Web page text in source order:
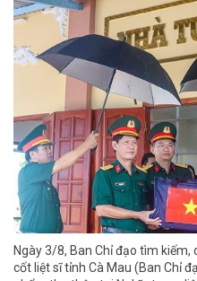
Ngày 3/8, Ban Chỉ đạo tìm
cốt liệt sĩ tỉnh Cà Mau (Ban Chỉ